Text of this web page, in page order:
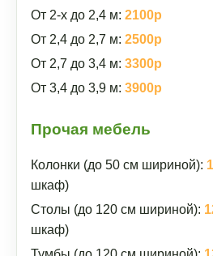
От 2-х до 2,4 м: 2100р
От 2,4 до 2,7 м: 2500р
От 2,7 до 3,4 м: 3300р
От 3,4 до 3,9 м: 3900р
Прочая мебель
Колонки (до 50 см шириной):
шкаф)
Столы (до 120 см шириной):
шкаф)